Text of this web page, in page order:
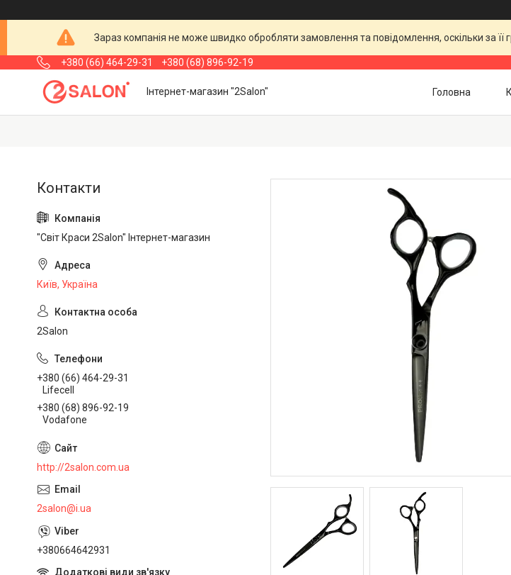
Зараз компанія не може швидко обробляти замовлення та повідомлення, оскільки за
+380 (66) 464-29-31 +380 (68) 896-92-19
Інтернет-магазин "2Salon" Головна
"Світ Краси 2Salon" Інтернет-магазин
Київ, Україна
2Salon
+380 (66) 464-29-31
Lifecell
+380 (68) 896-92-19
Vodafone
http://2salon.com.ua
2salon@i.ua
+380664642931